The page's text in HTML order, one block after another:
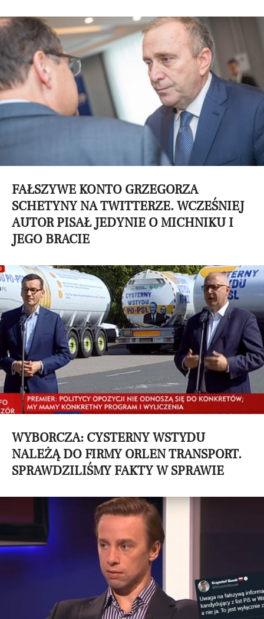
FAŁSZYWE KONTO GRZEGORZA
SCHETYNY NA TWITTERZE. WCZEŚNIEJ
AUTOR PISAŁ JEDYNIE O MICHNIKU I
JEGO BRACIE
WYBORCZA: CYSTERNY WSTYDU
NALEŻĄ DO FIRMY ORLEN TRANSPORT.
SPRAWDZILIŚMY FAKTY W SPRAWIE